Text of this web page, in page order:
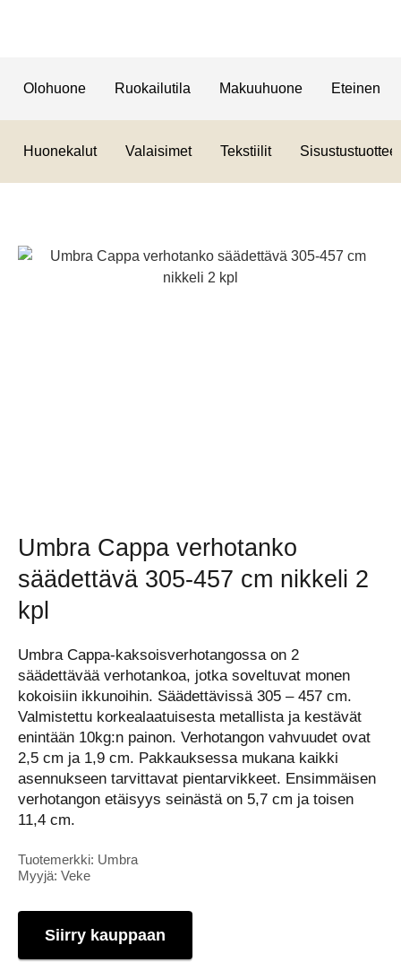
Olohuone Ruokailutila Makuuhuone Eteinen
Huonekalut Valaisimet Tekstiilit Sisustustuotteet
Umbra Cappa verhotanko
säädettävä 305-457 cm nikkeli 2
kpl
Umbra Cappa-kaksoisverhotangossa on 2
säädettävää verhotankoa, jotka soveltuvat monen
kokoisiin ikkunoihin. Säädettävissä 305 – 457 cm.
Valmistettu korkealaatuisesta metallista ja kestävät
enintään 10kg:n painon. Verhotangon vahvuudet ovat
2,5 cm ja 1,9 cm. Pakkauksessa mukana kaikki
asennukseen tarvittavat pientarvikkeet. Ensimmäisen
verhotangon etäisyys seinästä on 5,7 cm ja toisen
11,4 cm.
Tuotemerkki: Umbra
Myyjä: Veke
Siirry kauppaan